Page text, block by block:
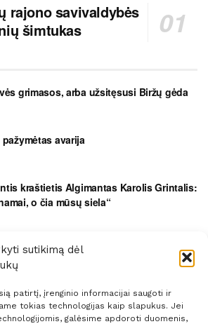
sutikimą dėl
patirtį, įrenginio informacijai saugoti ir
tokias technologijas kaip slapukus. Jei
galėsime apdoroti duomenis,
rajono savivaldybės
šimtukas
grimasos, arba užsitęsusi Biržų gėda
avarija
kraštietis Algimantas Karolis Grintalis:
o čia mūsų siela“
medikių likimo ryšys